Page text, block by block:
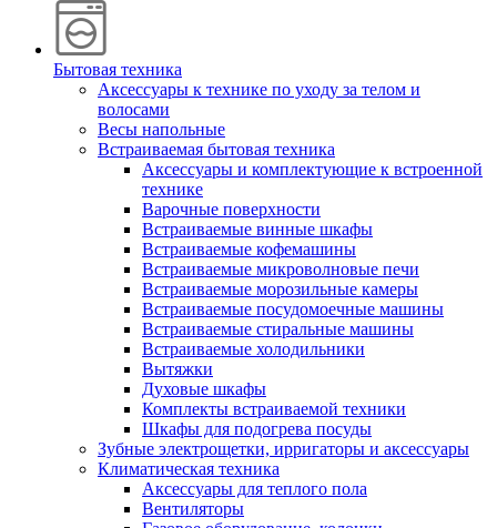
Бытовая техника
Аксессуары к технике по уходу за телом и
волосами
Весы напольные
Встраиваемая бытовая техника
Аксессуары и комплектующие к встроенной
технике
Варочные поверхности
Встраиваемые винные шкафы
Встраиваемые кофемашины
Встраиваемые микроволновые печи
Встраиваемые морозильные камеры
Встраиваемые посудомоечные машины
Встраиваемые стиральные машины
Встраиваемые холодильники
Вытяжки
Духовые шкафы
Комплекты встраиваемой техники
Шкафы для подогрева посуды
Зубные электрощетки, ирригаторы и аксессуары
Климатическая техника
Аксессуары для теплого пола
Вентиляторы